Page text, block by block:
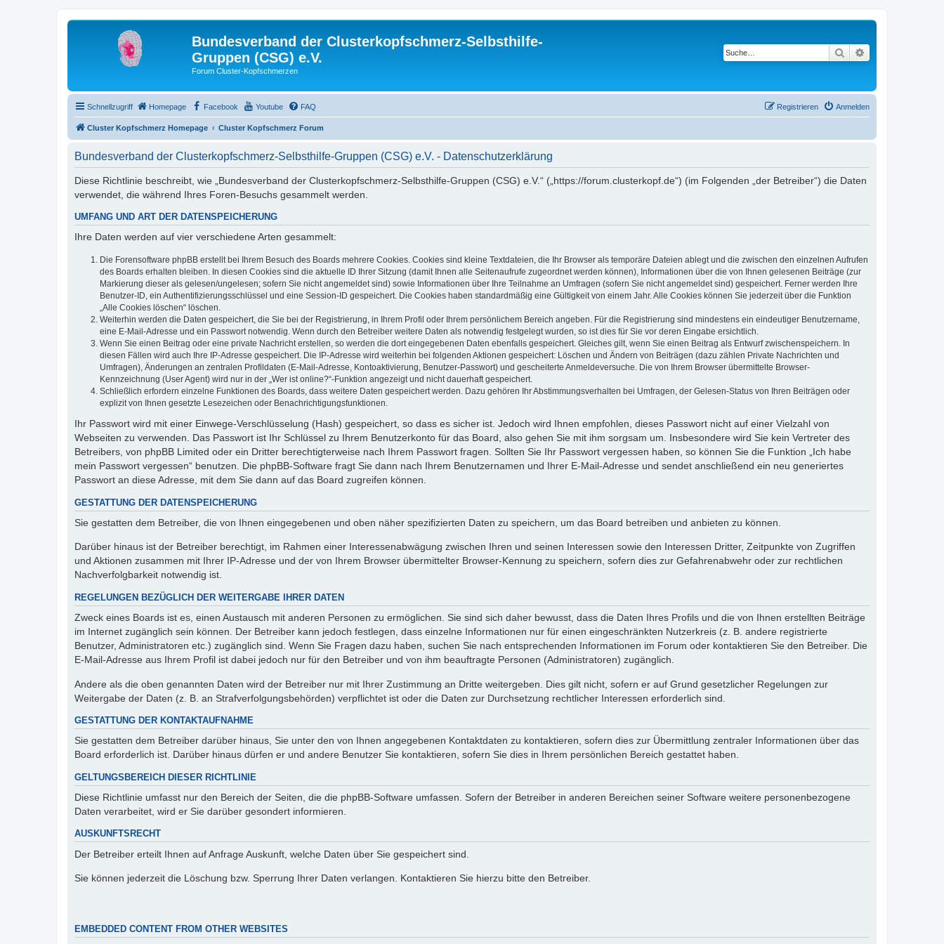
Bundesverband der Clusterkopfschmerz-Selbsthilfe-
Gruppen (CSG) e.V.
Forum Cluster-Kopfschmerzen
Suche
Schnellzugriff Homepage Facebook Youtube FAQ Anmelden
Registrieren
Cluster Kopfschmerz Homepage Cluster Kopfschmerz Forum
Bundesverband der Clusterkopfschmerz-Selbsthilfe-Gruppen (CSG) e.V. - Datenschutzerklärung
Diese Richtlinie beschreibt, wie „Bundesverband der Clusterkopfschmerz-Selbsthilfe-Gruppen (CSG) e.V.“ („https://forum.clusterkopf.de“) (im Folgenden „der Betreiber“) die Daten
verwendet, die während Ihres Foren-Besuchs gesammelt werden.
UMFANG UND ART DER DATENSPEICHERUNG
Ihre Daten werden auf vier verschiedene Arten gesammelt:
Die Forensoftware phpBB erstellt bei Ihrem Besuch des Boards mehrere Cookies. Cookies sind kleine Textdateien, die Ihr Browser als temporäre Dateien ablegt und die zwischen den einzelnen Aufrufen
des Boards erhalten bleiben. In diesen Cookies sind die aktuelle ID Ihrer Sitzung (damit Ihnen alle Seitenaufrufe zugeordnet werden können), Informationen über die von Ihnen gelesenen Beiträge (zur
Markierung dieser als gelesen/ungelesen; sofern Sie nicht angemeldet sind) sowie Informationen über Ihre Teilnahme an Umfragen (sofern Sie nicht angemeldet sind) gespeichert. Ferner werden Ihre
Benutzer-ID, ein Authentifizierungsschlüssel und eine Session-ID gespeichert. Die Cookies haben standardmäßig eine Gültigkeit von einem Jahr. Alle Cookies können Sie jederzeit über die Funktion
„Alle Cookies löschen“ löschen.
Weiterhin werden die Daten gespeichert, die Sie bei der Registrierung, in Ihrem Profil oder Ihrem persönlichem Bereich angeben. Für die Registrierung sind mindestens ein eindeutiger Benutzername,
eine E-Mail-Adresse und ein Passwort notwendig. Wenn durch den Betreiber weitere Daten als notwendig festgelegt wurden, so ist dies für Sie vor deren Eingabe ersichtlich.
Wenn Sie einen Beitrag oder eine private Nachricht erstellen, so werden die dort eingegebenen Daten ebenfalls gespeichert. Gleiches gilt, wenn Sie einen Beitrag als Entwurf zwischenspeichern. In
diesen Fällen wird auch Ihre IP-Adresse gespeichert. Die IP-Adresse wird weiterhin bei folgenden Aktionen gespeichert: Löschen und Ändern von Beiträgen (dazu zählen Private Nachrichten und
Umfragen), Änderungen an zentralen Profildaten (E-Mail-Adresse, Kontoaktivierung, Benutzer-Passwort) und gescheiterte Anmeldeversuche. Die von Ihrem Browser übermittelte Browser-
Kennzeichnung (User Agent) wird nur in der „Wer ist online?“-Funktion angezeigt und nicht dauerhaft gespeichert.
Schließlich erfordern einzelne Funktionen des Boards, dass weitere Daten gespeichert werden. Dazu gehören Ihr Abstimmungsverhalten bei Umfragen, der Gelesen-Status von Ihren Beiträgen oder
explizit von Ihnen gesetzte Lesezeichen oder Benachrichtigungsfunktionen.
Ihr Passwort wird mit einer Einwege-Verschlüsselung (Hash) gespeichert, so dass es sicher ist. Jedoch wird Ihnen empfohlen, dieses Passwort nicht auf einer Vielzahl von
Webseiten zu verwenden. Das Passwort ist Ihr Schlüssel zu Ihrem Benutzerkonto für das Board, also gehen Sie mit ihm sorgsam um. Insbesondere wird Sie kein Vertreter des
Betreibers, von phpBB Limited oder ein Dritter berechtigterweise nach Ihrem Passwort fragen. Sollten Sie Ihr Passwort vergessen haben, so können Sie die Funktion „Ich habe
mein Passwort vergessen“ benutzen. Die phpBB-Software fragt Sie dann nach Ihrem Benutzernamen und Ihrer E-Mail-Adresse und sendet anschließend ein neu generiertes
Passwort an diese Adresse, mit dem Sie dann auf das Board zugreifen können.
GESTATTUNG DER DATENSPEICHERUNG
Sie gestatten dem Betreiber, die von Ihnen eingegebenen und oben näher spezifizierten Daten zu speichern, um das Board betreiben und anbieten zu können.
Darüber hinaus ist der Betreiber berechtigt, im Rahmen einer Interessenabwägung zwischen Ihren und seinen Interessen sowie den Interessen Dritter, Zeitpunkte von Zugriffen
und Aktionen zusammen mit Ihrer IP-Adresse und der von Ihrem Browser übermittelter Browser-Kennung zu speichern, sofern dies zur Gefahrenabwehr oder zur rechtlichen
Nachverfolgbarkeit notwendig ist.
REGELUNGEN BEZÜGLICH DER WEITERGABE IHRER DATEN
Zweck eines Boards ist es, einen Austausch mit anderen Personen zu ermöglichen. Sie sind sich daher bewusst, dass die Daten Ihres Profils und die von Ihnen erstellten Beiträge
im Internet zugänglich sein können. Der Betreiber kann jedoch festlegen, dass einzelne Informationen nur für einen eingeschränkten Nutzerkreis (z. B. andere registrierte
Benutzer, Administratoren etc.) zugänglich sind. Wenn Sie Fragen dazu haben, suchen Sie nach entsprechenden Informationen im Forum oder kontaktieren Sie den Betreiber. Die
E-Mail-Adresse aus Ihrem Profil ist dabei jedoch nur für den Betreiber und von ihm beauftragte Personen (Administratoren) zugänglich.
Andere als die oben genannten Daten wird der Betreiber nur mit Ihrer Zustimmung an Dritte weitergeben. Dies gilt nicht, sofern er auf Grund gesetzlicher Regelungen zur
Weitergabe der Daten (z. B. an Strafverfolgungsbehörden) verpflichtet ist oder die Daten zur Durchsetzung rechtlicher Interessen erforderlich sind.
GESTATTUNG DER KONTAKTAUFNAHME
Sie gestatten dem Betreiber darüber hinaus, Sie unter den von Ihnen angegebenen Kontaktdaten zu kontaktieren, sofern dies zur Übermittlung zentraler Informationen über das
Board erforderlich ist. Darüber hinaus dürfen er und andere Benutzer Sie kontaktieren, sofern Sie dies in Ihrem persönlichen Bereich gestattet haben.
GELTUNGSBEREICH DIESER RICHTLINIE
Diese Richtlinie umfasst nur den Bereich der Seiten, die die phpBB-Software umfassen. Sofern der Betreiber in anderen Bereichen seiner Software weitere personenbezogene
Daten verarbeitet, wird er Sie darüber gesondert informieren.
AUSKUNFTSRECHT
Der Betreiber erteilt Ihnen auf Anfrage Auskunft, welche Daten über Sie gespeichert sind.
Sie können jederzeit die Löschung bzw. Sperrung Ihrer Daten verlangen. Kontaktieren Sie hierzu bitte den Betreiber.
EMBEDDED CONTENT FROM OTHER WEBSITES